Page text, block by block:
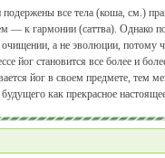
все тела (коша, см.)
— к гармонии (саттва). Однако
а не эволюции, потому
йог становится все более и
йог в своем предмете, тем
как прекрасное